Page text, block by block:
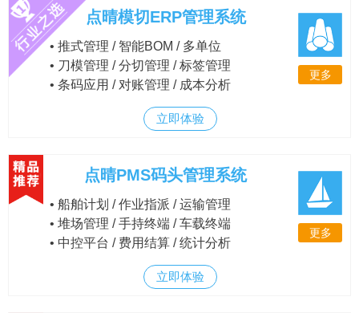
点晴模切ERP管理系统
• 推式管理 / 智能BOM / 多单位
• 刀模管理 / 分切管理 / 标签管理
• 条码应用 / 对账管理 / 成本分析
更多
立即体验
点晴PMS码头管理系统
• 船舶计划 / 作业指派 / 运输管理
• 堆场管理 / 手持终端 / 车载终端
• 中控平台 / 费用结算 / 统计分析
更多
立即体验